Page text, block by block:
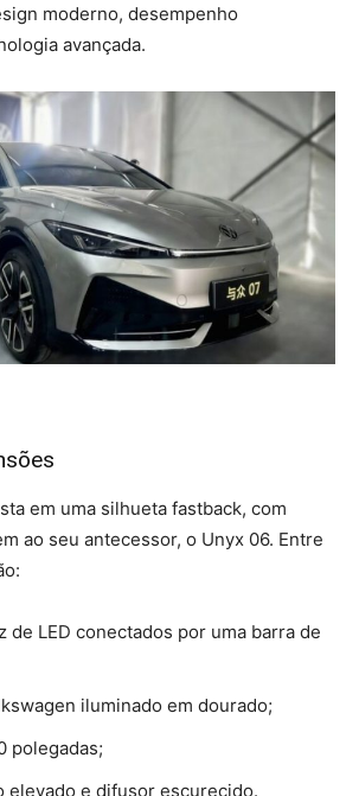
moderno, desempenho
avançada.
em uma silhueta fastback, com
ao seu antecessor, o Unyx 06. Entre
de LED conectados por uma barra de
iluminado em dourado;
polegadas;
elevado e difusor escurecido.